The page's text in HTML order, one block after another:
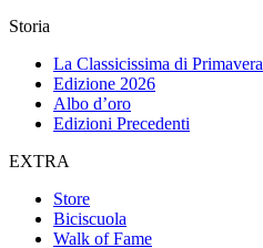
Storia
La Classicissima di Primavera
Edizione 2026
Albo d’oro
Edizioni Precedenti
EXTRA
Store
Biciscuola
Walk of Fame